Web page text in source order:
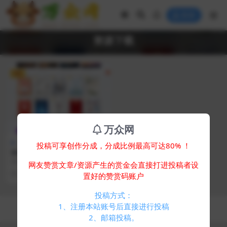
上传下载
WordPress资源展示型下载类
主题CeoMax-Pro_v7.6开心版
WordPress资源展示型下载类主题
CeoMax-Pro_v7.6 开心版； ...
10
Copyright © 2024万众网- All rights reserved
浙ICP备05025058号-4
万众网
投稿可享创作分成，分成比例最高可达80% ！
网友赞赏文章/资源产生的赏金会直接打进投稿者设
置好的赞赏码账户
投稿方式：
1、注册本站账号后直接进行投稿
2、邮箱投稿。